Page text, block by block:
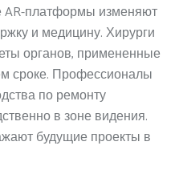
AR-платформы изменяют
и медицину. Хирурги
органов, примененные
сроке. Профессионалы
по ремонту
в зоне видения.
будущие проекты в